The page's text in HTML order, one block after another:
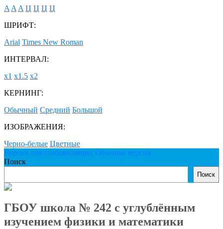
A A A Ц Ц Ц Ц
ШРИФТ:
Arial Times New Roman
ИНТЕРВАЛ:
х1 х1.5 х2
КЕРНИНГ:
Обычный Средний Большой
ИЗОБРАЖЕНИЯ:
Черно-белые Цветные
Версия для слабовидящих Обычная версия
Поиск
Поиск
ГБОУ школа № 242 с углублённым
изучением физики и математики